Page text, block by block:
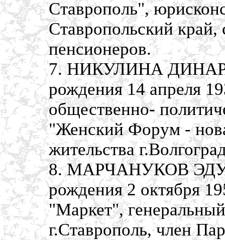
Ставрополь",
Ставропольский
пенсионеров.
7. НИКУЛИНА
рождения 14 апреля
общественно-
"Женский Форум -
жительства
8. МАРЧАНУКОВ
рождения 2 октября
"Маркет",
г.Ставрополь, член